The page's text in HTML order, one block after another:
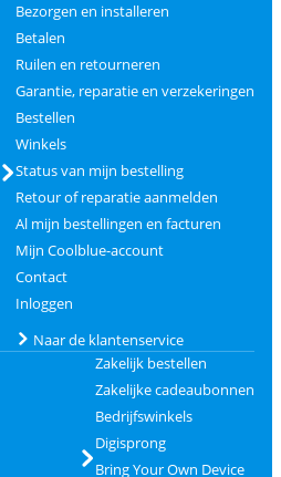
Bezorgen en installeren
Betalen
Ruilen en retourneren
Garantie, reparatie en verzekeringen
Bestellen
Winkels
Status van mijn bestelling
Retour of reparatie aanmelden
Al mijn bestellingen en facturen
Mijn Coolblue-account
Contact
Inloggen
Naar de klantenservice
Zakelijk bestellen
Zakelijke cadeaubonnen
Bedrijfswinkels
Digisprong
Bring Your Own Device